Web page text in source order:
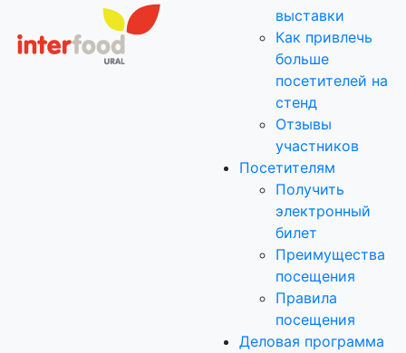
выставки
Как привлечь
больше
посетителей на
стенд
Отзывы
участников
Посетителям
Получить
электронный
билет
Преимущества
посещения
Правила
посещения
Деловая программа